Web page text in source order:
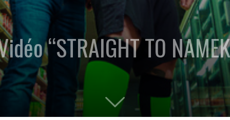
“STRAIGHT TO